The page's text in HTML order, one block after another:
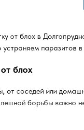
от блох в
паразитов
блох
от соседей или
борьбы важно